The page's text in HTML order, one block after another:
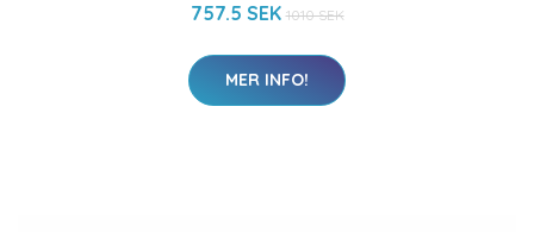
757.5 SEK 1010 SEK
MER INFO!